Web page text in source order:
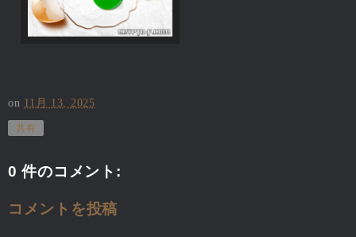
on 11月 13, 2025
共有
0 件のコメント:
コメントを投稿